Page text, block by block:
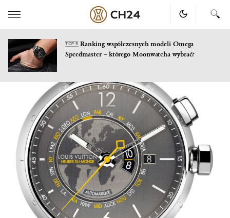
TOP 5Ranking współczesnych modeli Omega
Speedmaster – którego Moonwatcha wybrać?